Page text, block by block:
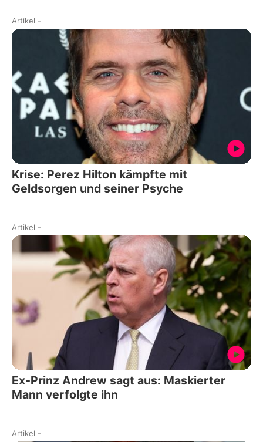
Artikel -
Krise: Perez Hilton kämpfte mit
Geldsorgen und seiner Psyche
Artikel -
Ex-Prinz Andrew sagt aus: Maskierter
Mann verfolgte ihn
Artikel -